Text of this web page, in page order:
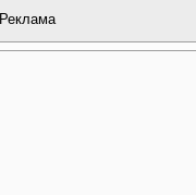
Реклама